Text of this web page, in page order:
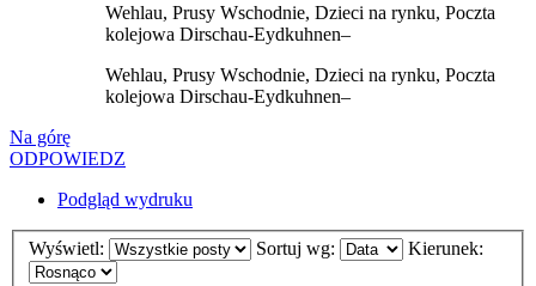
Wehlau, Prusy Wschodnie, Dzieci na rynku, Poczta
kolejowa Dirschau-Eydkuhnen–
Wehlau, Prusy Wschodnie, Dzieci na rynku, Poczta
kolejowa Dirschau-Eydkuhnen–
Na górę
ODPOWIEDZ
Podgląd wydruku
Wyświetl: Sortuj wg: Kierunek: